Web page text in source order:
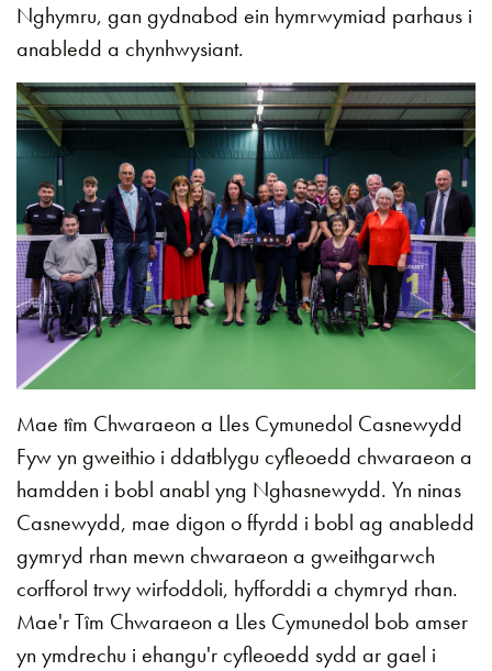
Nghymru, gan gydnabod ein hymrwymiad parhaus i
anabledd a chynhwysiant.
Mae tîm Chwaraeon a Lles Cymunedol Casnewydd
Fyw yn gweithio i ddatblygu cyfleoedd chwaraeon a
hamdden i bobl anabl yng Nghasnewydd. Yn ninas
Casnewydd, mae digon o ffyrdd i bobl ag anabledd
gymryd rhan mewn chwaraeon a gweithgarwch
corfforol trwy wirfoddoli, hyfforddi a chymryd rhan.
Mae'r Tîm Chwaraeon a Lles Cymunedol bob amser
yn ymdrechu i ehangu'r cyfleoedd sydd ar gael i